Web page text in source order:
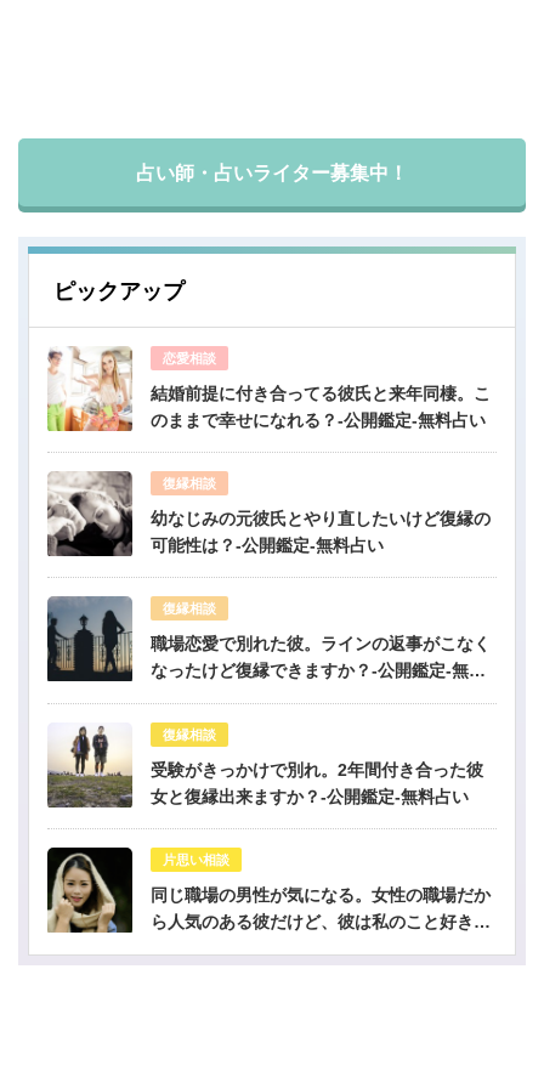
占い師・占いライター募集中！
ピックアップ
恋愛相談
結婚前提に付き合ってる彼氏と来年同棲。こ
のままで幸せになれる？-公開鑑定-無料占い
復縁相談
幼なじみの元彼氏とやり直したいけど復縁の
可能性は？-公開鑑定-無料占い
復縁相談
職場恋愛で別れた彼。ラインの返事がこなく
なったけど復縁できますか？-公開鑑定-無料
復縁相談
受験がきっかけで別れ。2年間付き合った彼
女と復縁出来ますか？-公開鑑定-無料占い
片思い相談
同じ職場の男性が気になる。女性の職場だか
ら人気のある彼だけど、彼は私のこと好き？-